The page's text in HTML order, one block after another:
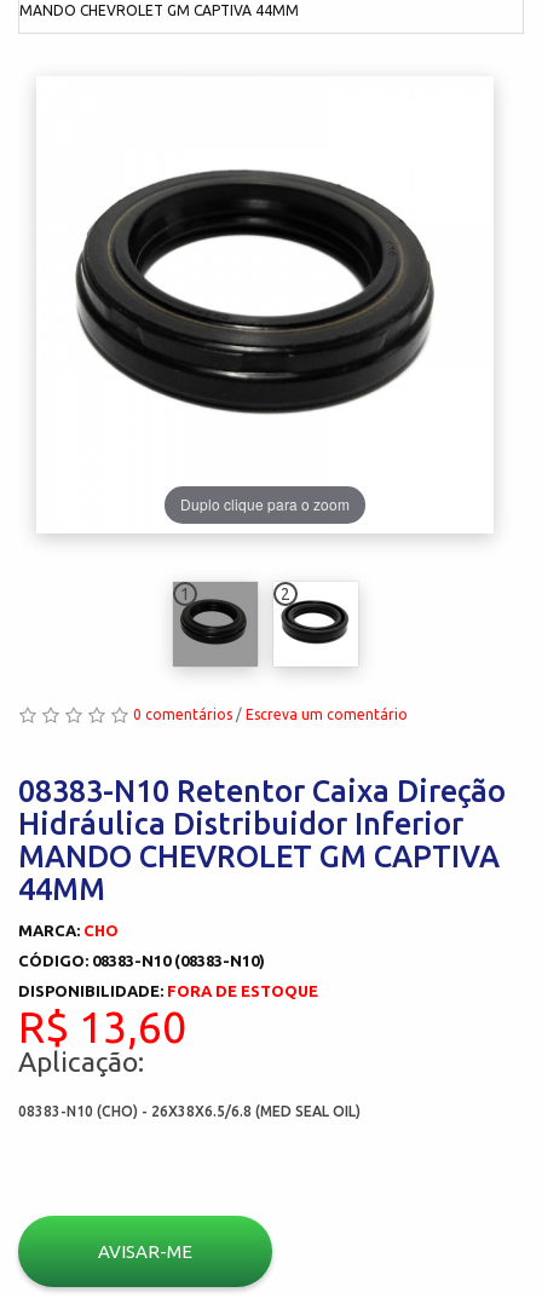
MANDO CHEVROLET GM CAPTIVA 44MM
1 2
Duplo clique para o zoom
0 comentários / Escreva um comentário
08383-N10 Retentor Caixa Direção
Hidráulica Distribuidor Inferior
MANDO CHEVROLET GM CAPTIVA
44MM
MARCA: CHO
CÓDIGO: 08383-N10 (08383-N10)
DISPONIBILIDADE: FORA DE ESTOQUE
R$ 13,60
Aplicação:
08383-N10 (CHO) - 26X38X6.5/6.8 (MED SEAL OIL)
AVISAR-ME